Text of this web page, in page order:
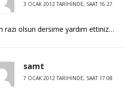
3 OCAK 2012 TARIHINDE, SAAT 16:27
razı olsun dersime yardım ettiniz…
samt
7 OCAK 2012 TARIHINDE, SAAT 17:08